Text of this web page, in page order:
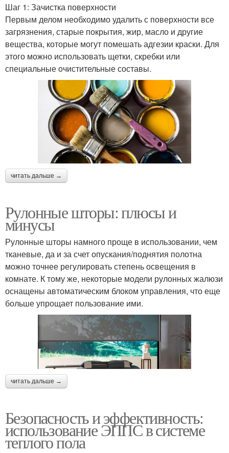
Шаг 1: Зачистка поверхности
Первым делом необходимо удалить с поверхности все
загрязнения, старые покрытия, жир, масло и другие
вещества, которые могут помешать адгезии краски. Для
этого можно использовать щетки, скребки или
специальные очистительные составы.
читать дальше →
Рулонные шторы: плюсы и
минусы
Рулонные шторы намного проще в использовании, чем
тканевые, да и за счет опускания/поднятия полотна
можно точнее регулировать степень освещения в
комнате. К тому же, некоторые модели рулонных жалюзи
оснащены автоматическим блоком управления, что еще
больше упрощает пользование ими.
читать дальше →
Безопасность и эффективность:
использование ЭППС в системе
теплого пола